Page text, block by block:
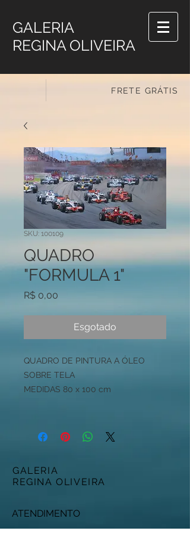
GALERIA
REGINA OLIVEIRA
FRETE GRÁTIS
SKU: 100109
QUADRO
"FORMULA 1"
R$ 0,00
Esgotado
QUADRO DE PINTURA A ÓLEO
SOBRE TELA
MEDIDAS 80 x 100 cm
GALERIA
REGINA OLIVEIRA
ATENDIMENTO